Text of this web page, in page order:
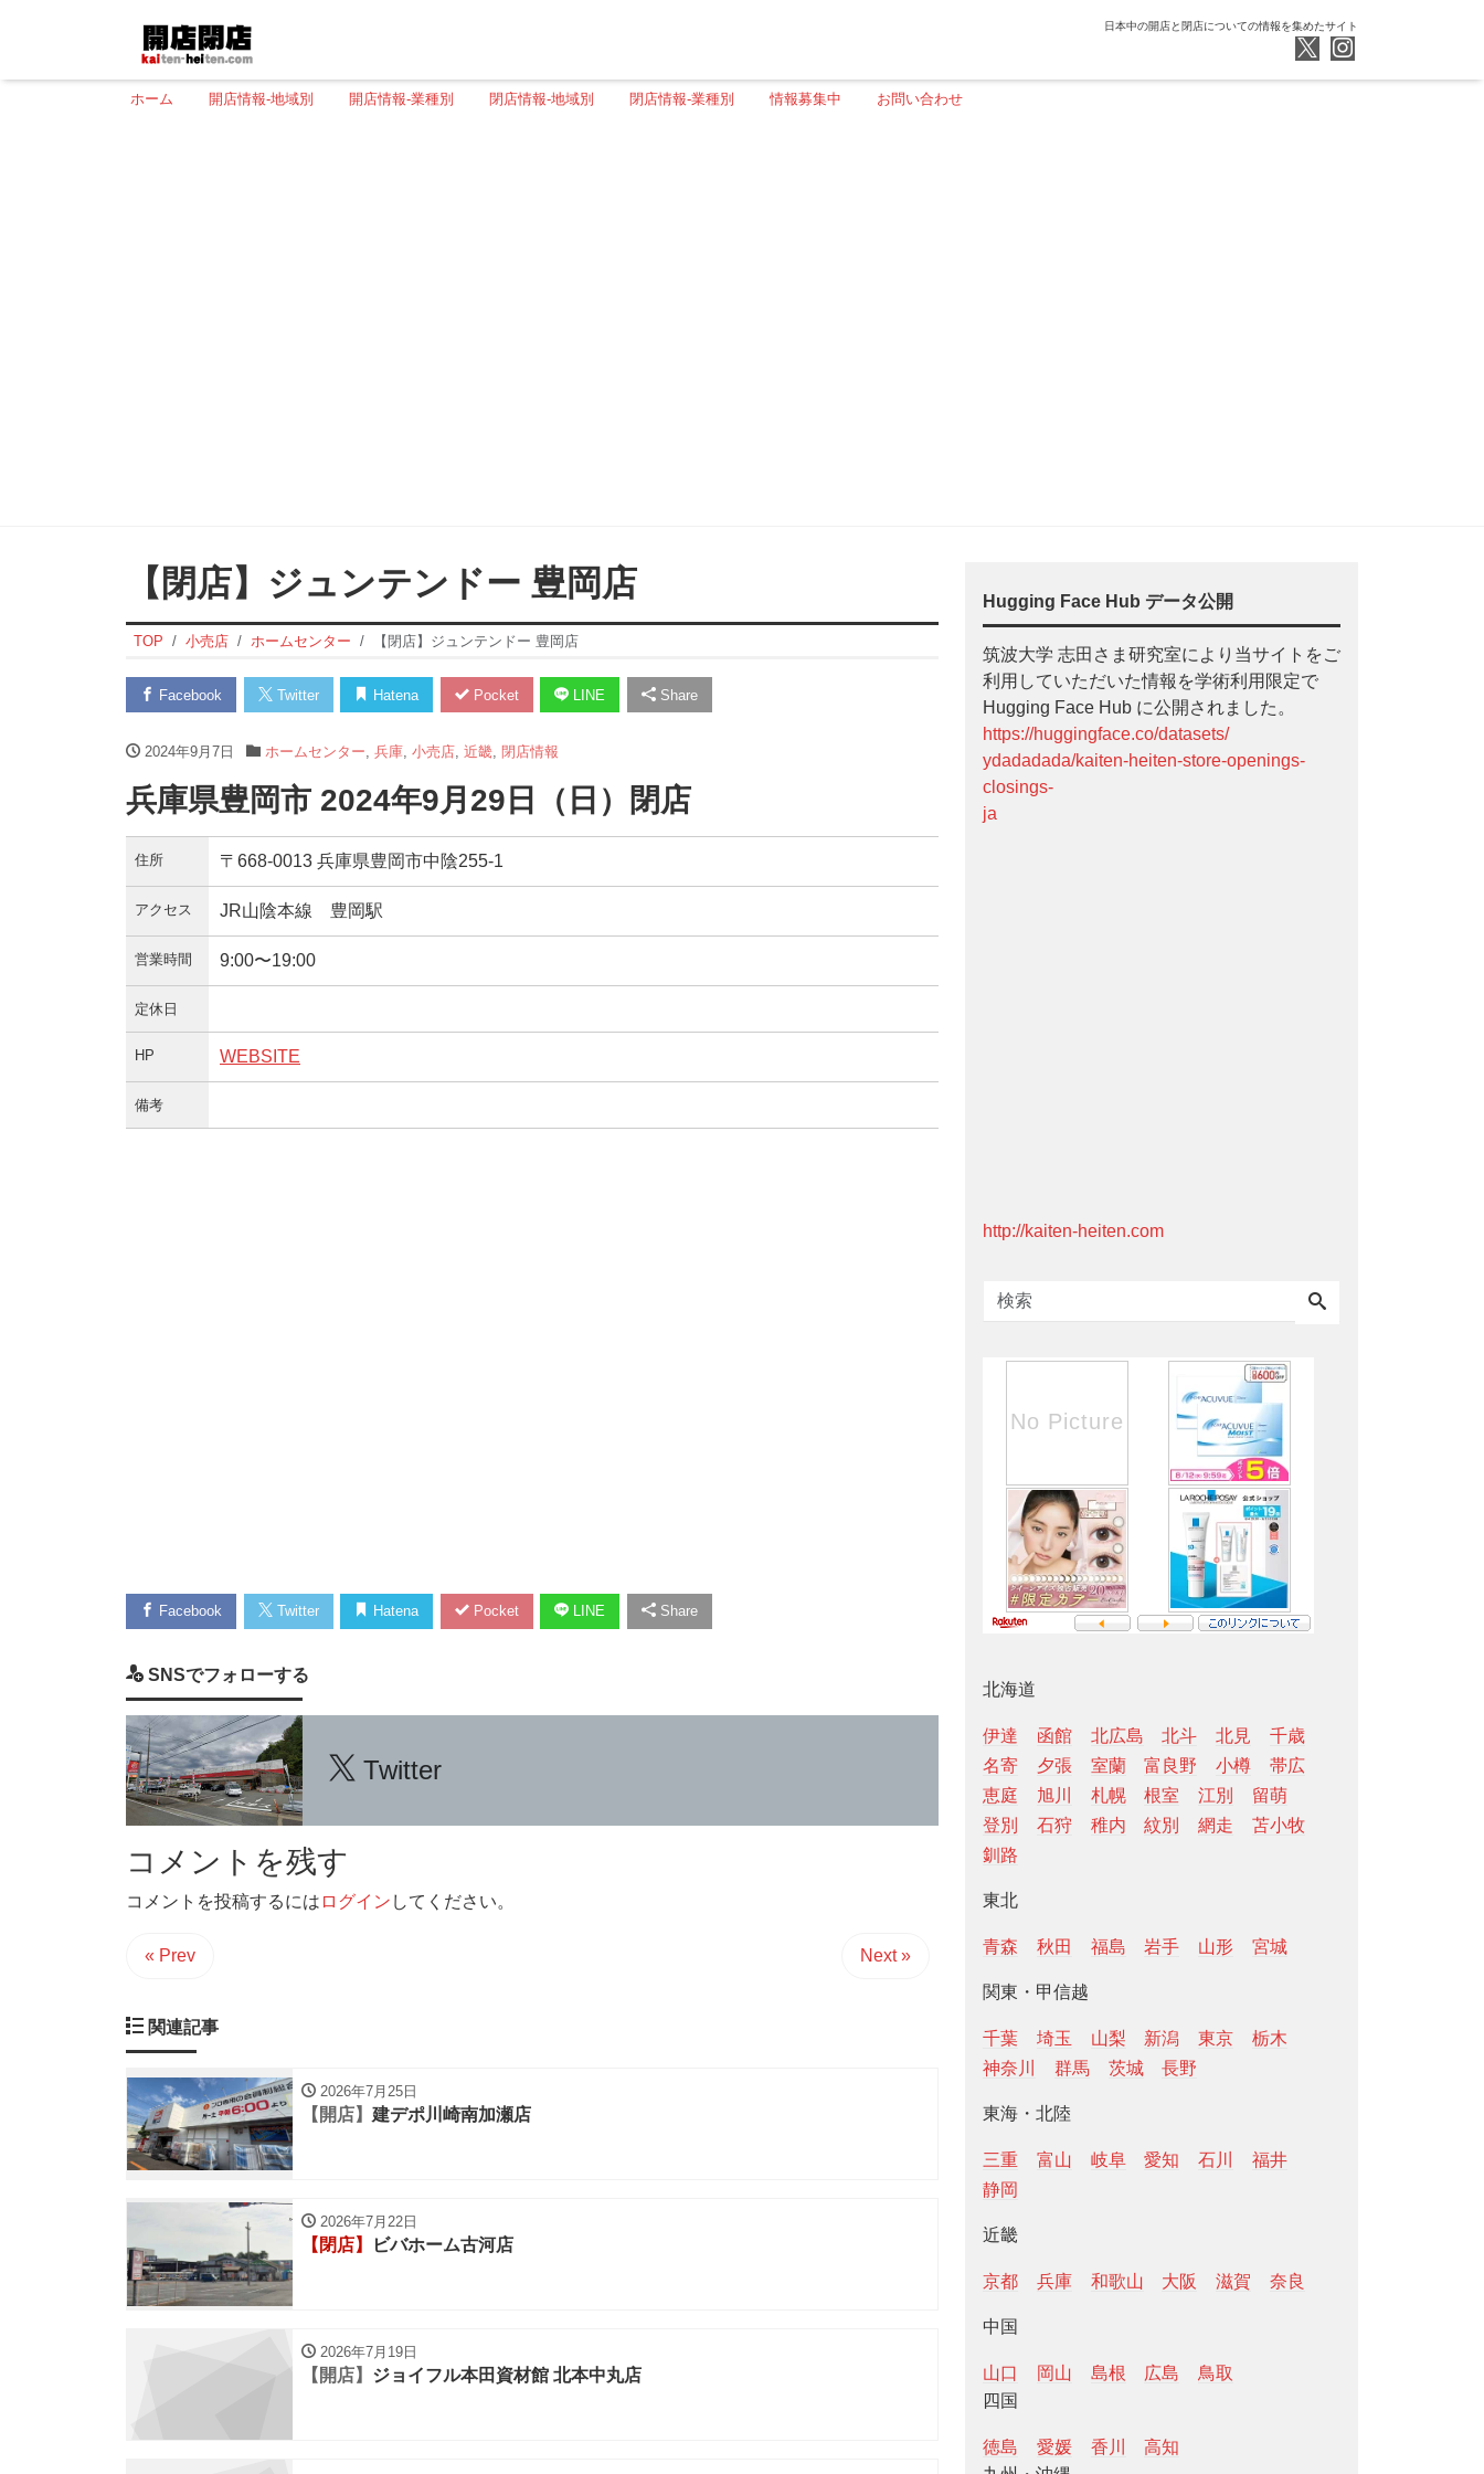
日本中の開店と閉店についての情報を集めたサイト
ホーム 開店情報-地域別 開店情報-業種別 閉店情報-地域別 閉店情報-業種別 情報募集中 お問い合わせ
【閉店】ジュンテンドー 豊岡店
TOP 小売店 ホームセンター 【閉店】ジュンテンドー 豊岡店
Facebook Twitter Hatena Pocket LINE Share
2024年9月7日 ホームセンター 兵庫, 小売店, 近畿, 閉店情報
兵庫県豊岡市 2024年9月29日（日）閉店
住所 〒668-0013 兵庫県豊岡市中陰255-1
アクセス JR山陰本線 豊岡駅
営業時間 9:00〜19:00
定休日
HP WEBSITE
備考
Facebook Twitter Hatena Pocket LINE Share
SNSでフォローする
Twitter
コメントを残す
コメントを投稿するには ログイン してください。
« Prev Next »
関連記事
2026年7月25日
【開店】 建デポ川崎南加瀬店
2026年7月22日
【閉店】 ビバホーム古河店
2026年7月19日
【開店】 ジョイフル本田資材館 北本中丸店
Hugging Face Hub データ公開
筑波大学 志田さま研究室により当サイトをご
利用していただいた情報を学術利用限定で
Hugging Face Hub に公開されました。
https://huggingface.co/datasets/
ydadadada/kaiten-heiten-store-openings-
closings-
ja
http://kaiten-heiten.com
北海道
伊達 函館 北広島 北斗 北見
千歳
名寄
夕張 室蘭 富良野 小樽
帯広
恵庭
旭川 札幌 根室 江別
留萌
登別
石狩 稚内 紋別 網走
苫小牧
釧路
東北
青森 秋田 福島 岩手 山形 宮城
関東・甲信越
千葉 埼玉 山梨 新潟 東京
栃木
神奈川
群馬 茨城 長野
東海・北陸
三重 富山 岐阜 愛知 石川
福井
静岡
近畿
京都 兵庫 和歌山 大阪 滋賀 奈良
中国
山口 岡山 島根 広島
鳥取
四国
徳島 愛媛 香川
高知